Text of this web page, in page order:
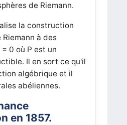
de Riemann.
la construction
à des
0 où P est un
Il en sort ce qu'il
algébrique et il
abéliennes.
en 1857.